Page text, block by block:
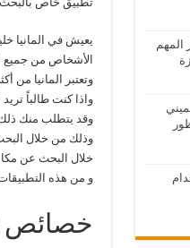
يعيش في المانيا
الأشخاص من جميع
وتعتبر المانيا من
واذا كنت طالباً
وقد يتطلب منك
وذلك من خلال
خلال البحث عن
و من هذه
خصائص
المهم